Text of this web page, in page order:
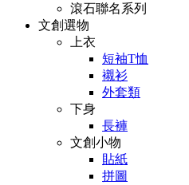
滾石聯名系列
文創選物
上衣
短袖T恤
襯衫
外套類
下身
長褲
文創小物
貼紙
拼圖